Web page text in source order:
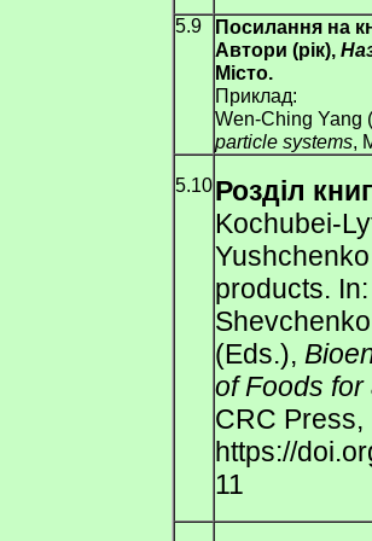
5.9
Посилання на
Автори (рік),
Місто.
Приклад:
Wen-Ching Yang
particle systems,
5.10Розділ
Kochubei-
products.
(Eds.),
of Foods
CRC
https://
11